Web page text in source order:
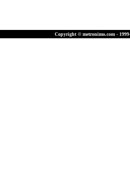
Copyright © metronimo.com -